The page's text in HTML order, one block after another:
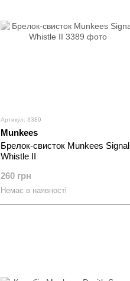
Артикул: 3389
Munkees
Брелок-свисток Munkees Signal
Whistle II
260 грн
Немає в наявності